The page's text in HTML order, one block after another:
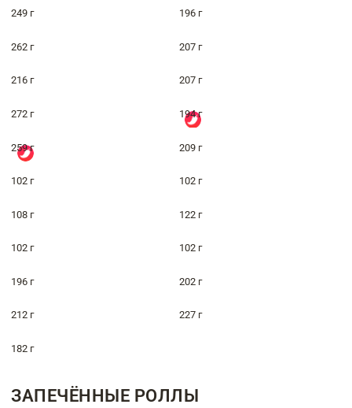
249 г 196 г
262 г 207 г
216 г 207 г
272 г 194 г
259 г 209 г
102 г 102 г
108 г 122 г
102 г 102 г
196 г 202 г
212 г 227 г
182 г
ЗАПЕЧЁННЫЕ РОЛЛЫ